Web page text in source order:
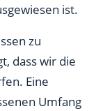
ist.
zu
dass wir die
Eine
Umfang